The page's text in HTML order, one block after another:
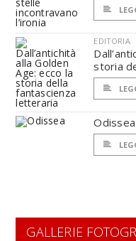
EDITORIA
storia
Odissea
GALLERIE